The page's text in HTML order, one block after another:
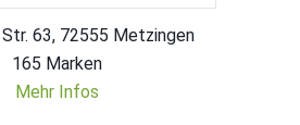
63, 72555 Metzingen
165 Marken
Mehr Infos